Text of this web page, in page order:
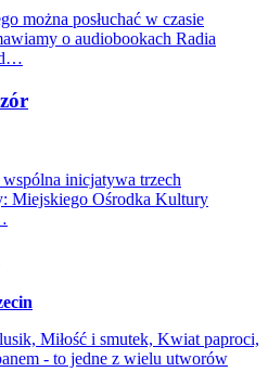
można posłuchać w czasie
o audiobookach Radia
inicjatywa trzech
Miejskiego Ośrodka Kultury
Miłość i smutek, Kwiat paproci,
- to jedne z wielu utworów